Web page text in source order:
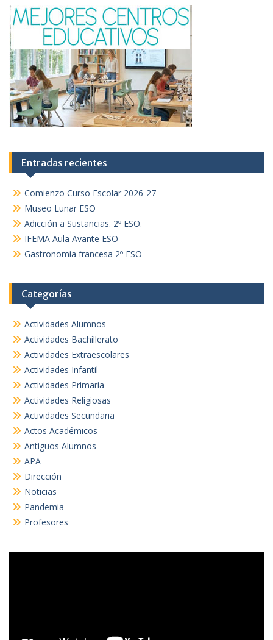
Entradas recientes
Comienzo Curso Escolar 2026-27
Museo Lunar ESO
Adicción a Sustancias. 2º ESO.
IFEMA Aula Avante ESO
Gastronomía francesa 2º ESO
Categorías
Actividades Alumnos
Actividades Bachillerato
Actividades Extraescolares
Actividades Infantil
Actividades Primaria
Actividades Religiosas
Actividades Secundaria
Actos Académicos
Antiguos Alumnos
APA
Dirección
Noticias
Pandemia
Profesores